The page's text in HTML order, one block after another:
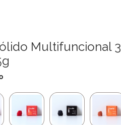
Multifuncional 3